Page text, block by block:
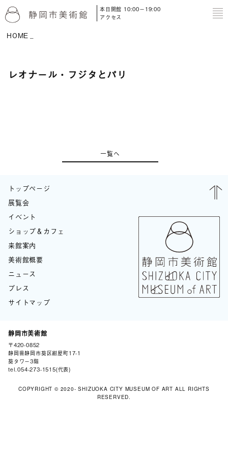
本日開館 10:00－19:00
アクセス
HOME
レオナール・フジタとパリ
一覧へ
トップページ
展覧会
イベント
ショップ＆カフェ
来館案内
美術館概要
ニュース
プレス
サイトマップ
静岡市美術館
〒420-0852
静岡県静岡市葵区紺屋町17-1
葵タワー3階
tel.054-273-1515(代表)
COPYRIGHT © 2020- SHIZUOKA CITY MUSEUM OF ART ALL RIGHTS
RESERVED.